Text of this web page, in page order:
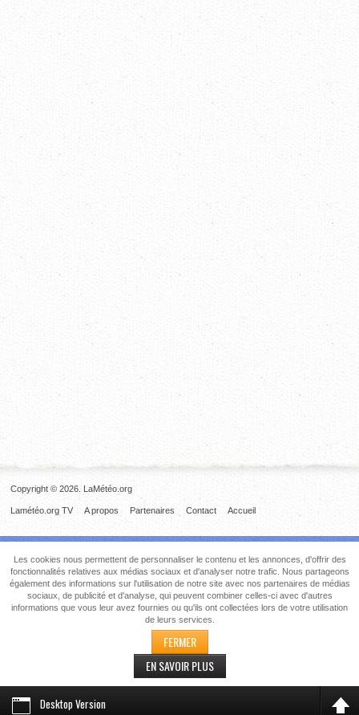
Copyright © 2026. LaMétéo.org
Accueil
Contact
Partenaires
A propos
Lamétéo.org TV
Desktop Version
Les cookies nous permettent de personnaliser le contenu et les annonces, d'offrir des
fonctionnalités relatives aux médias sociaux et d'analyser notre trafic. Nous partageons
également des informations sur l'utilisation de notre site avec nos partenaires de médias
sociaux, de publicité et d'analyse, qui peuvent combiner celles-ci avec d'autres
informations que vous leur avez fournies ou qu'ils ont collectées lors de votre utilisation
de leurs services.
FERMER
EN SAVOIR PLUS